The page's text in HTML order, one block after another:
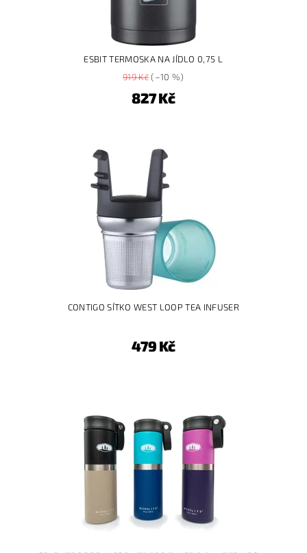
ESBIT TERMOSKA NA JÍDLO 0,75 L
919 Kč(–10 %)
827 Kč
CONTIGO SÍTKO WEST LOOP TEA INFUSER
479 Kč